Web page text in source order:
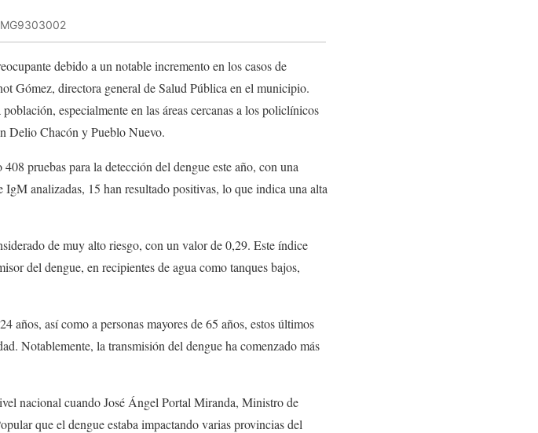
MG9303002
debido a un notable incremento en los casos de
Gómez, directora general de Salud Pública en el municipio.
especialmente en las áreas cercanas a los policlínicos
Delio Chacón y Pueblo Nuevo.
pruebas para la detección del dengue este año, con una
analizadas, 15 han resultado positivas, lo que indica una alta
de muy alto riesgo, con un valor de 0,29. Este índice
del dengue, en recipientes de agua como tanques bajos,
años, así como a personas mayores de 65 años, estos últimos
Notablemente, la transmisión del dengue ha comenzado más
nacional cuando José Ángel Portal Miranda, Ministro de
que el dengue estaba impactando varias provincias del